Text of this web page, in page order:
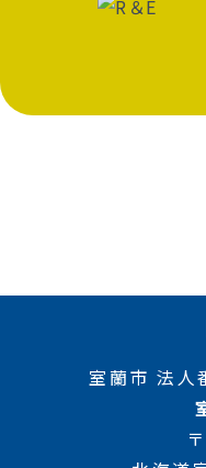
室蘭市 法